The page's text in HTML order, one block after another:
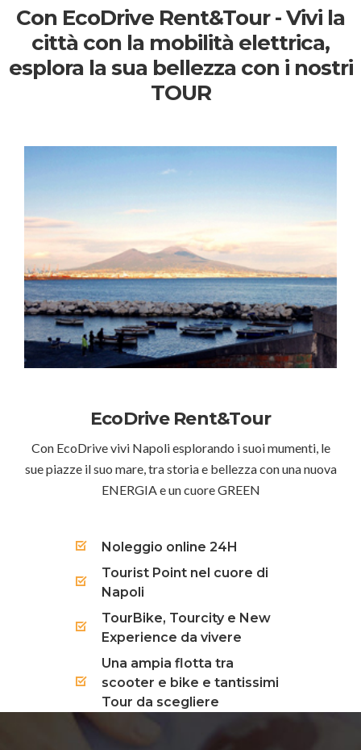
Con EcoDrive Rent&Tour - Vivi la
città con la mobilità elettrica,
esplora la sua bellezza con i nostri
TOUR
EcoDrive Rent&Tour
Con EcoDrive vivi Napoli esplorando i suoi mumenti, le
sue piazze il suo mare, tra storia e bellezza con una nuova
ENERGIA e un cuore GREEN
Noleggio online 24H
Tourist Point nel cuore di
Napoli
TourBike, Tourcity e New
Experience da vivere
Una ampia flotta tra
scooter e bike e tantissimi
Tour da scegliere